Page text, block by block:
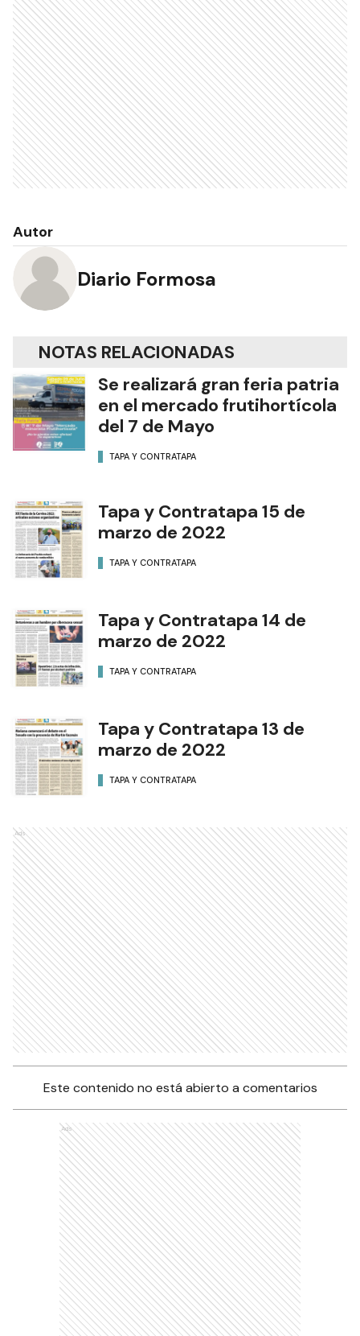
Autor
Diario Formosa
NOTAS RELACIONADAS
Se realizará gran feria patria
en el mercado frutihortícola
del 7 de Mayo
TAPA Y CONTRATAPA
Tapa y Contratapa 15 de
marzo de 2022
TAPA Y CONTRATAPA
Tapa y Contratapa 14 de
marzo de 2022
TAPA Y CONTRATAPA
Tapa y Contratapa 13 de
marzo de 2022
TAPA Y CONTRATAPA
Ads
Este contenido no está abierto a comentarios
Ads